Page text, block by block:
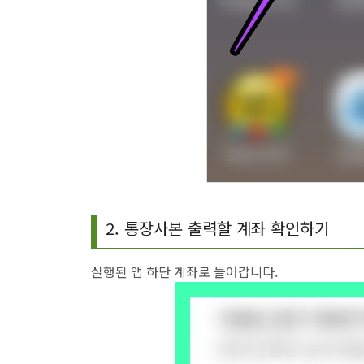
2. 통장사본 출력할 계좌 확인하기
실행된 앱 하단 계좌로 들어갑니다.